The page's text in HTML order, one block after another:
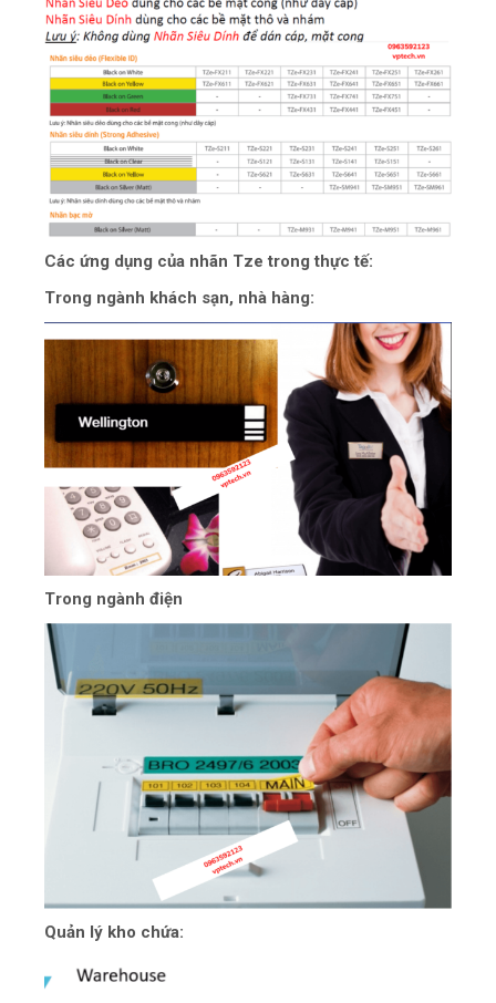
Các ứng dụng của nhãn Tze trong thực tế:
Trong ngành khách sạn, nhà hàng:
Trong ngành điện
Quản lý kho chứa: